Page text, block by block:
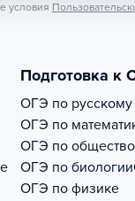
условия
Подготовка к
ОГЭ по русскому
ОГЭ по
ОГЭ по
ОГЭ по биологии
ОГЭ по физике